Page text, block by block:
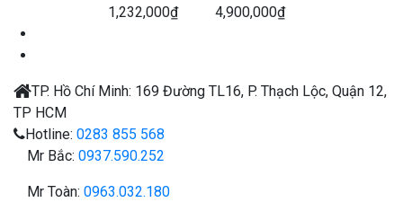
1,232,000₫ 4,900,000₫
TP. Hồ Chí Minh: 169 Đường TL16, P. Thạch Lộc, Quận 12,
TP HCM
Hotline: 0283 855 568
Mr Bắc: 0937.590.252
Mr Toàn: 0963.032.180